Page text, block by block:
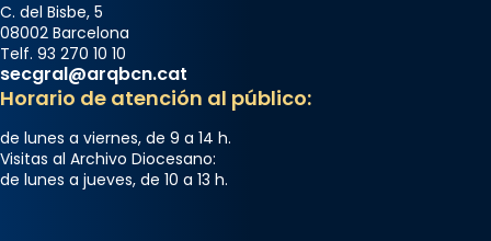
C. del Bisbe, 5
08002 Barcelona
Telf. 93 270 10 10
secgral@arqbcn.cat
Horario de atención al público:
de lunes a viernes, de 9 a 14 h.
Visitas al Archivo Diocesano:
de lunes a jueves, de 10 a 13 h.